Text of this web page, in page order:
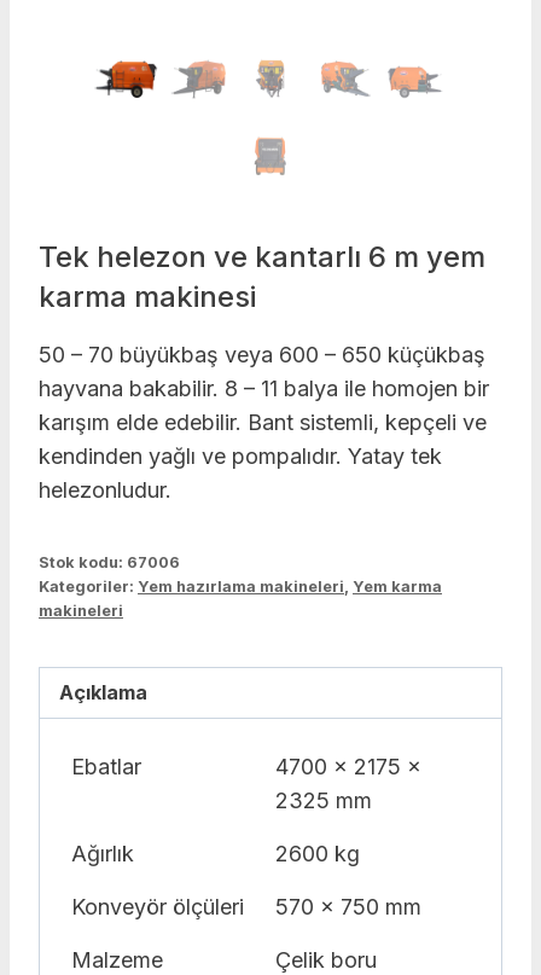
Tek helezon ve kantarlı 6 m yem
karma makinesi
50 – 70 büyükbaş veya 600 – 650 küçükbaş
hayvana bakabilir. 8 – 11 balya ile homojen bir
karışım elde edebilir. Bant sistemli, kepçeli ve
kendinden yağlı ve pompalıdır. Yatay tek
helezonludur.
Stok kodu: 67006
Kategoriler: Yem hazırlama makineleri, Yem karma
makineleri
Açıklama
Ebatlar
4700 x 2175 x
2325 mm
Ağırlık 2600 kg
Konveyör ölçüleri 570 x 750 mm
Malzeme Çelik boru